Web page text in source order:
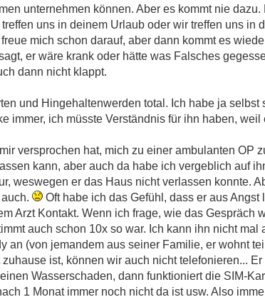
unternehmen können. Aber es kommt nie
uns in deinem Urlaub oder wir treffen uns in
mich schon darauf, aber dann kommt es
er wäre krank oder hätte was Falsches
dann nicht klappt.
und Hingehaltenwerden total. Ich habe ja selbst
immer, ich müsste Verständnis für ihn haben,
versprochen hat, mich zu einer ambulanten OP
kann, aber auch da habe ich vergeblich auf
weswegen er das Haus nicht verlassen konnte.
Oft habe ich das Gefühl, dass er aus
Arzt Kontakt. Wenn ich frage, wie das Gespräch
auch schon 10x so war. Ich kann ihn nicht
an (von jemandem aus seiner Familie, er wohnt
ist, können wir auch nicht telefonieren...
Wasserschaden, dann funktioniert die SIM-
1 Monat immer noch nicht da ist usw. Also